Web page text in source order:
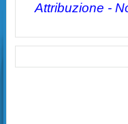
Attribuzione -